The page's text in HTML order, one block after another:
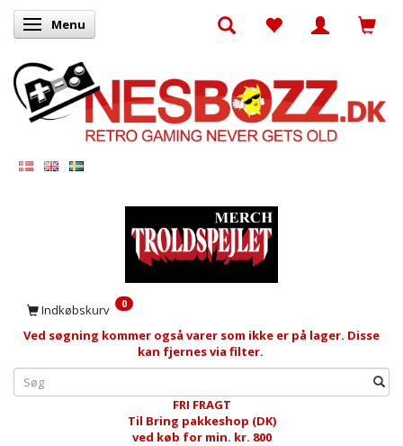
Skifte navigation
Menu
Indkøbskurv 0
Ved søgning kommer også varer som ikke er på lager. Disse
kan fjernes via filter.
FRI FRAGT
Til Bring pakkeshop (DK)
ved køb for min. kr. 800